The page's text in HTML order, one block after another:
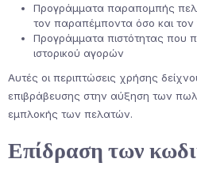
Προγράμματα παραπομπής
τον παραπέμποντα όσο και τον
Προγράμματα πιστότητας που
ιστορικού αγορών
Αυτές οι περιπτώσεις χρήσης
επιβράβευσης στην αύξηση των
εμπλοκής των πελατών.
Επίδραση των